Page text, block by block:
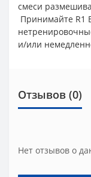
смеси
Принимайте R1
и/или
Отзывов (0)
Нет отзывов о